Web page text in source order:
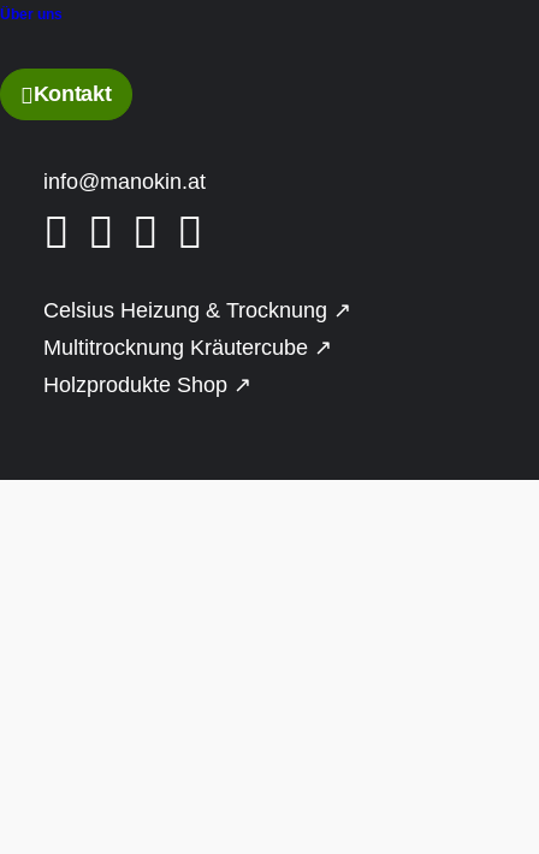
Über uns
Kontakt
info@manokin.at
Celsius Heizung & Trocknung ↗
Multitrocknung Kräutercube ↗
Holzprodukte Shop ↗
Signature 200 A